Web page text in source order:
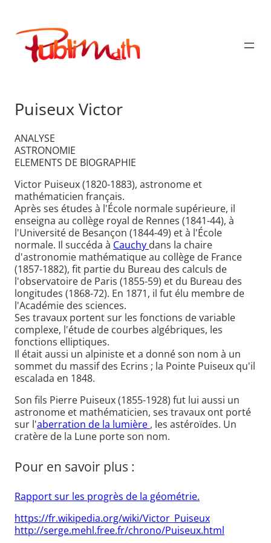
contenu
Publimath
Puiseux Victor
ANALYSE
ASTRONOMIE
ELEMENTS DE BIOGRAPHIE
Victor Puiseux (1820-1883), astronome et
mathématicien français.
Après ses études à l'École normale supérieure, il
enseigna au collège royal de Rennes (1841-44), à
l'Université de Besançon (1844-49) et à l'École
normale. Il succéda à Cauchy dans la chaire
d'astronomie mathématique au collège de France
(1857-1882), fit partie du Bureau des calculs de
l'observatoire de Paris (1855-59) et du Bureau des
longitudes (1868-72). En 1871, il fut élu membre de
l'Académie des sciences.
Ses travaux portent sur les fonctions de variable
complexe, l'étude de courbes algébriques, les
fonctions elliptiques.
Il était aussi un alpiniste et a donné son nom à un
sommet du massif des Ecrins ; la Pointe Puiseux qu'il
escalada en 1848.
Son fils Pierre Puiseux (1855-1928) fut lui aussi un
astronome et mathématicien, ses travaux ont porté
sur l'aberration de la lumière , les astéroïdes. Un
cratère de la Lune porte son nom.
Pour en savoir plus :
Rapport sur les progrès de la géométrie.
https://fr.wikipedia.org/wiki/Victor_Puiseux
http://serge.mehl.free.fr/chrono/Puiseux.html